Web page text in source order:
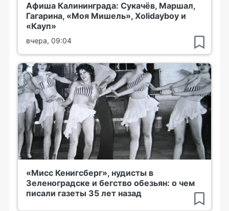
Афиша Калининграда: Сукачёв, Маршал,
Гагарина, «Моя Мишель», Xolidayboy и
«Кауп»
вчера, 09:04
«Мисс Кенигсберг», нудисты в
Зеленоградске и бегство обезьян: о чем
писали газеты 35 лет назад